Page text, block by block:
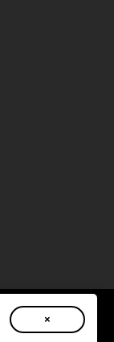
×